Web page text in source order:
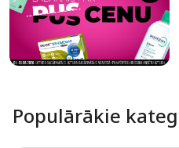
Populārākie